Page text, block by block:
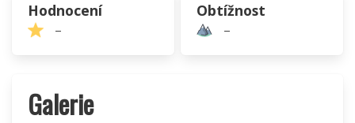
Hodnocení
–
Obtížnost
–
Galerie